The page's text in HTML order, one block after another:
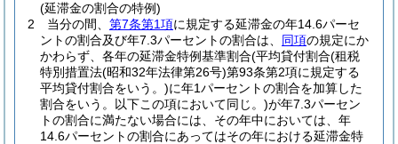
(延滞金の割合の特例)
2
当分の間、 第7条第1項に規定する延滞金の年14.6パーセ
ントの割合及び年7.3パーセントの割合は、 同項の規定にか
かわらず、各年の延滞金特例基準割合(平均貸付割合(租税
特別措置法(昭和32年法律第26号)第93条第2項に規定する
平均貸付割合をいう。)に年1パーセントの割合を加算した
割合をいう。以下この項において同じ。)が年7.3パーセン
トの割合に満たない場合には、その年中においては、年
14.6パーセントの割合にあってはその年における延滞金特